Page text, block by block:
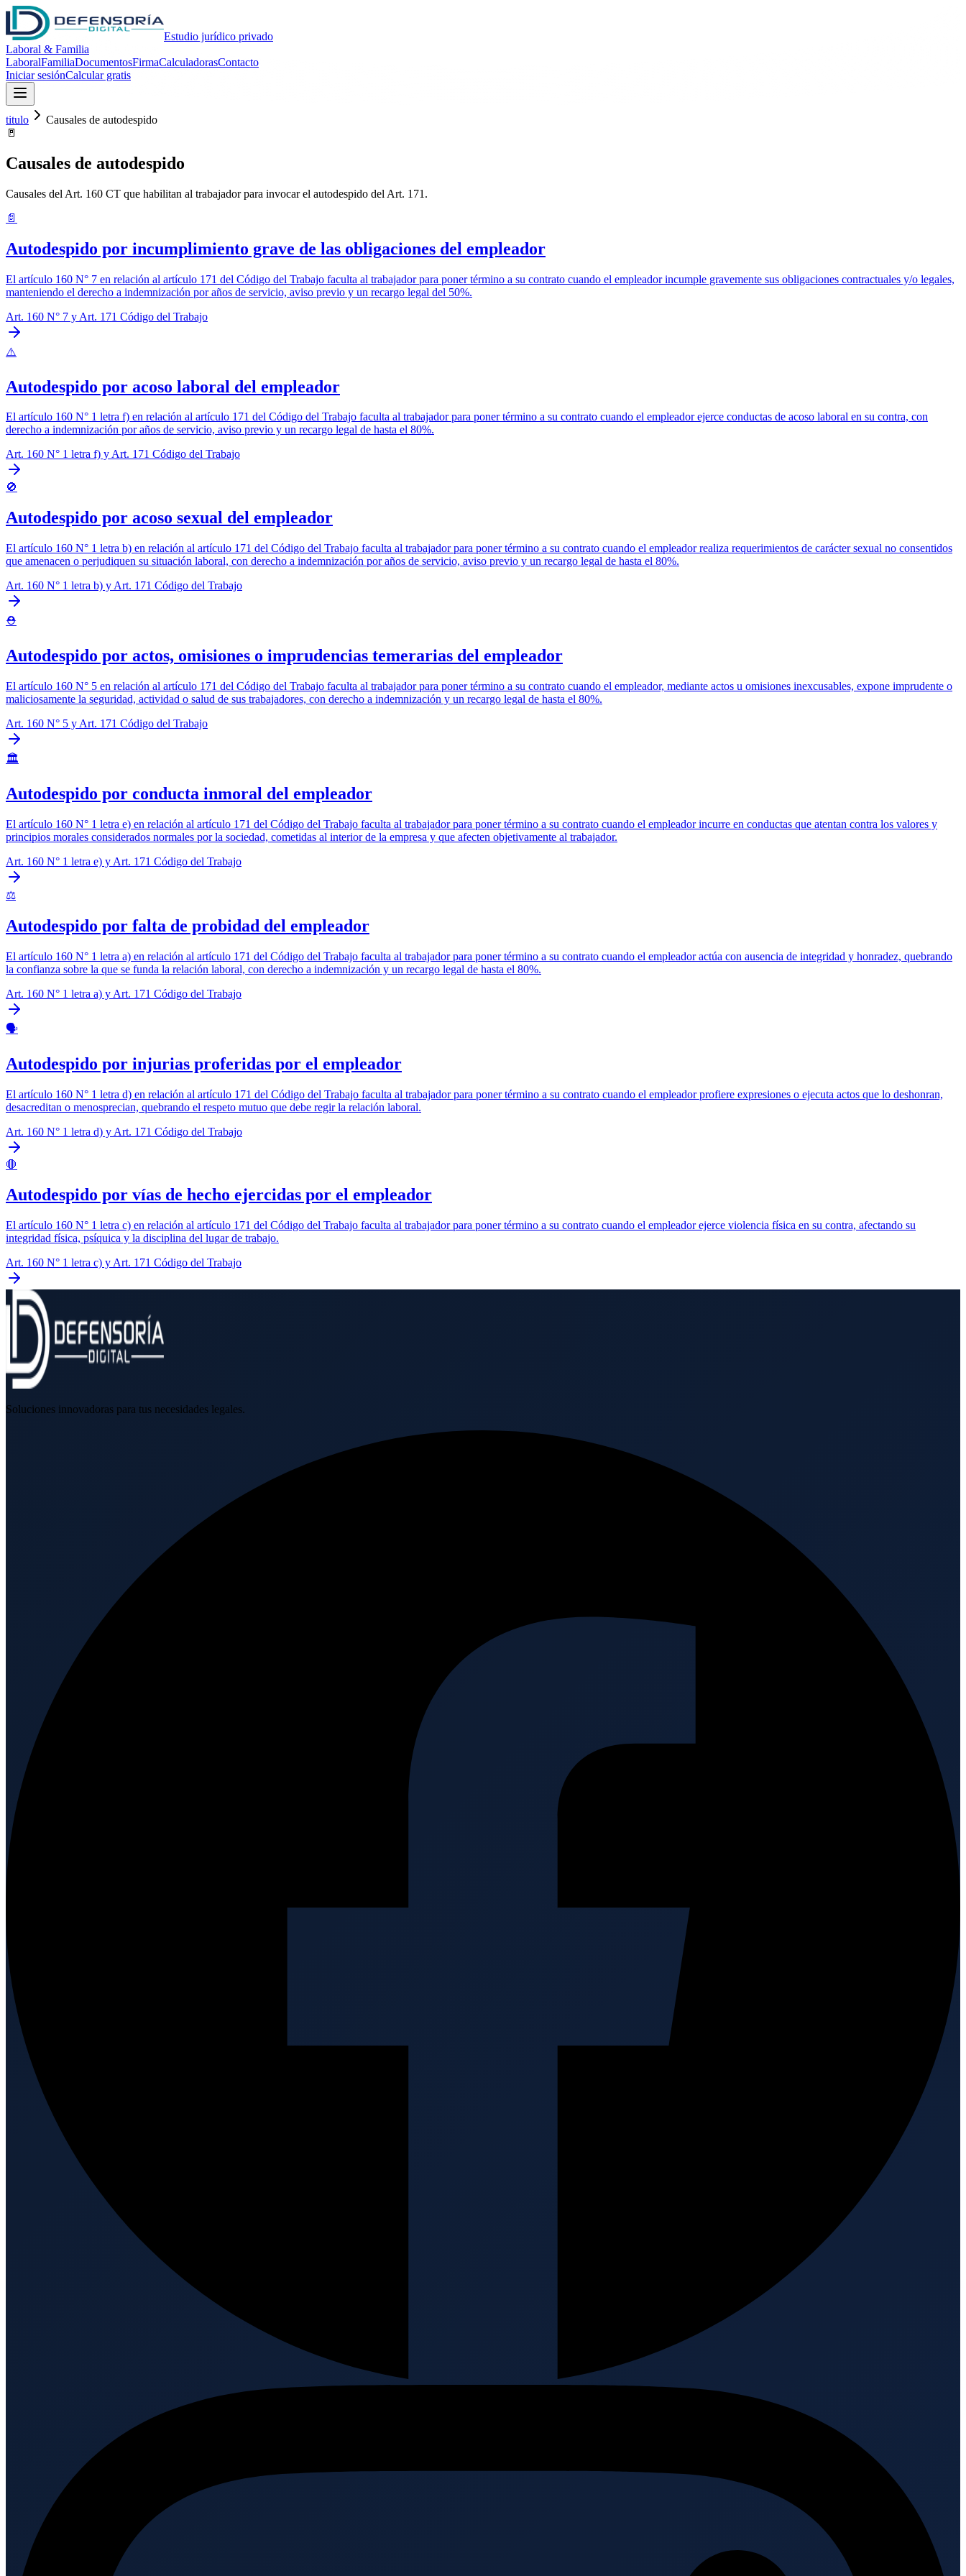
Estudio jurídico privado
Laboral & Familia
LaboralFamiliaDocumentosFirmaCalculadorasContacto
Iniciar sesiónCalcular gratis
titulo
Causales de autodespido
🚪
Causales de autodespido
Causales del Art. 160 CT que habilitan al trabajador para invocar el autodespido del Art. 171.
📄
Autodespido por incumplimiento grave de las obligaciones del empleador
El artículo 160 N° 7 en relación al artículo 171 del Código del Trabajo faculta al trabajador para poner término a su contrato cuando el empleador incumple gravemente sus obligaciones contractuales y/o legales,
manteniendo el derecho a indemnización por años de servicio, aviso previo y un recargo legal del 50%.
Art. 160 N° 7 y Art. 171 Código del Trabajo
⚠️
Autodespido por acoso laboral del empleador
El artículo 160 N° 1 letra f) en relación al artículo 171 del Código del Trabajo faculta al trabajador para poner término a su contrato cuando el empleador ejerce conductas de acoso laboral en su contra, con
derecho a indemnización por años de servicio, aviso previo y un recargo legal de hasta el 80%.
Art. 160 N° 1 letra f) y Art. 171 Código del Trabajo
🚫
Autodespido por acoso sexual del empleador
El artículo 160 N° 1 letra b) en relación al artículo 171 del Código del Trabajo faculta al trabajador para poner término a su contrato cuando el empleador realiza requerimientos de carácter sexual no consentidos
que amenacen o perjudiquen su situación laboral, con derecho a indemnización por años de servicio, aviso previo y un recargo legal de hasta el 80%.
Art. 160 N° 1 letra b) y Art. 171 Código del Trabajo
⛑️
Autodespido por actos, omisiones o imprudencias temerarias del empleador
El artículo 160 N° 5 en relación al artículo 171 del Código del Trabajo faculta al trabajador para poner término a su contrato cuando el empleador, mediante actos u omisiones inexcusables, expone imprudente o
maliciosamente la seguridad, actividad o salud de sus trabajadores, con derecho a indemnización y un recargo legal de hasta el 80%.
Art. 160 N° 5 y Art. 171 Código del Trabajo
🏛️
Autodespido por conducta inmoral del empleador
El artículo 160 N° 1 letra e) en relación al artículo 171 del Código del Trabajo faculta al trabajador para poner término a su contrato cuando el empleador incurre en conductas que atentan contra los valores y
principios morales considerados normales por la sociedad, cometidas al interior de la empresa y que afecten objetivamente al trabajador.
Art. 160 N° 1 letra e) y Art. 171 Código del Trabajo
⚖️
Autodespido por falta de probidad del empleador
El artículo 160 N° 1 letra a) en relación al artículo 171 del Código del Trabajo faculta al trabajador para poner término a su contrato cuando el empleador actúa con ausencia de integridad y honradez, quebrando
la confianza sobre la que se funda la relación laboral, con derecho a indemnización y un recargo legal de hasta el 80%.
Art. 160 N° 1 letra a) y Art. 171 Código del Trabajo
🗣️
Autodespido por injurias proferidas por el empleador
El artículo 160 N° 1 letra d) en relación al artículo 171 del Código del Trabajo faculta al trabajador para poner término a su contrato cuando el empleador profiere expresiones o ejecuta actos que lo deshonran,
desacreditan o menosprecian, quebrando el respeto mutuo que debe regir la relación laboral.
Art. 160 N° 1 letra d) y Art. 171 Código del Trabajo
🛑
Autodespido por vías de hecho ejercidas por el empleador
El artículo 160 N° 1 letra c) en relación al artículo 171 del Código del Trabajo faculta al trabajador para poner término a su contrato cuando el empleador ejerce violencia física en su contra, afectando su
integridad física, psíquica y la disciplina del lugar de trabajo.
Art. 160 N° 1 letra c) y Art. 171 Código del Trabajo
Soluciones innovadoras para tus necesidades legales.